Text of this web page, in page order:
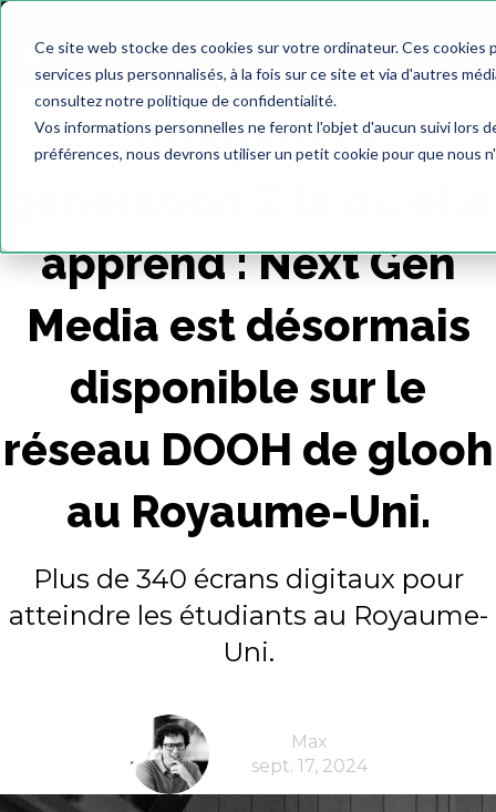
Ce site web stocke des cookies sur votre ordinateur. Ces
services plus personnalisés, à la fois sur ce site et via d'autres
consultez notre politique de confidentialité.
Vos informations personnelles ne feront l'objet d'aucun suivi lors
préférences, nous devrons utiliser un petit cookie pour que nous
Atteignez la
apprend : Next Gen
Media est désormais
disponible sur le
réseau DOOH de glooh
au Royaume-Uni.
Plus de 340 écrans digitaux pour
atteindre les étudiants au Royaume-
Uni.
Max
sept. 17, 2024